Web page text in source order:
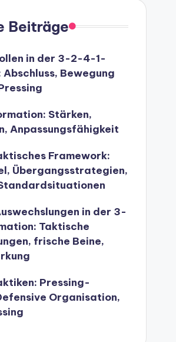
Beiträge
in der 3-2-4-1-
Bewegung
Stärken,
Anpassungsfähigkeit
Framework:
Übergangsstrategien,
in der 3-
Taktische
frische Beine,
Pressing-
Organisation,